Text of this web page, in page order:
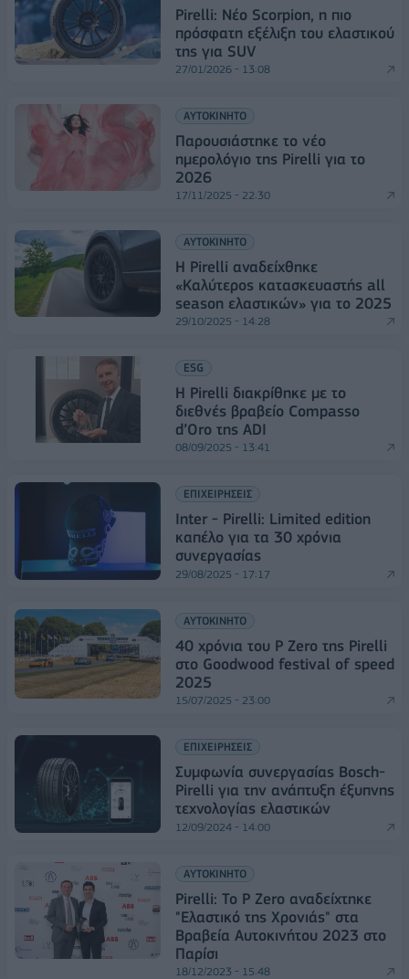
Pirelli: Νέο Scorpion, η πιο
πρόσφατη εξέλιξη του ελαστικού
της για SUV
27/01/2026 - 13:08
ΑΥΤΟΚΙΝΗΤΟ
Παρουσιάστηκε το νέο
ημερολόγιο της Pirelli για το
2026
17/11/2025 - 22:30
ΑΥΤΟΚΙΝΗΤΟ
Η Pirelli αναδείχθηκε
«Καλύτερος κατασκευαστής all
season ελαστικών» για το 2025
29/10/2025 - 14:28
ESG
Η Pirelli διακρίθηκε με το
διεθνές βραβείο Compasso
d’Oro της ADI
08/09/2025 - 13:41
ΕΠΙΧΕΙΡΗΣΕΙΣ
Inter - Pirelli: Limited edition
καπέλο για τα 30 χρόνια
συνεργασίας
29/08/2025 - 17:17
ΑΥΤΟΚΙΝΗΤΟ
40 χρόνια του P Zero της Pirelli
στο Goodwood festival of speed
2025
15/07/2025 - 23:00
ΕΠΙΧΕΙΡΗΣΕΙΣ
Συμφωνία συνεργασίας Bosch-
Pirelli για την ανάπτυξη έξυπνης
τεχνολογίας ελαστικών
12/09/2024 - 14:00
ΑΥΤΟΚΙΝΗΤΟ
Pirelli: Το P Zero αναδείχτηκε
"Ελαστικό της Χρονιάς" στα
Βραβεία Αυτοκινήτου 2023 στο
Παρίσι
18/12/2023 - 15:48